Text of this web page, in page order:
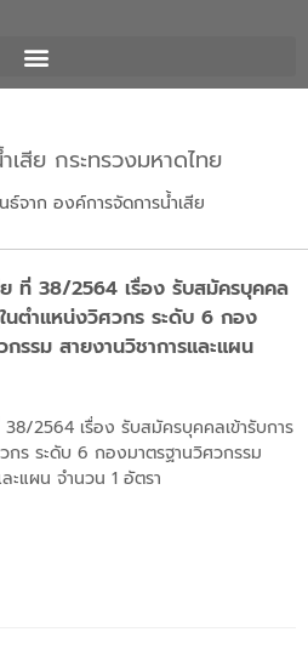
สีย กระทรวงมหาดไทย
ธ์จาก องค์การจัดการน้ำเสีย
ย ที่ 38/2564 เรื่อง รับสมัครบุคคล
นตำแหน่งวิศวกร ระดับ 6 กอง
รรม สายงานวิชาการและแผน
2564 เรื่อง รับสมัครบุคคลเข้ารับการ
กร ระดับ 6 กองมาตรฐานวิศวกรรม
ะแผน จำนวน 1 อัตรา